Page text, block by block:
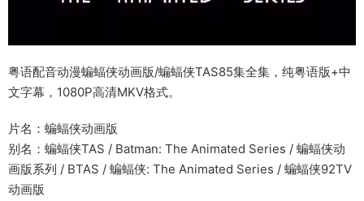
粤语配音动漫蝙蝠侠动画版/蝙蝠侠TAS85集全集，纯粤语版+中
文字幕，1080P高清MKV格式。
片名：蝙蝠侠动画版
别名：蝙蝠侠TAS / Batman: The Animated Series / 蝙蝠侠动
画版系列 / BTAS / 蝙蝠侠: The Animated Series / 蝙蝠侠92TV
动画版